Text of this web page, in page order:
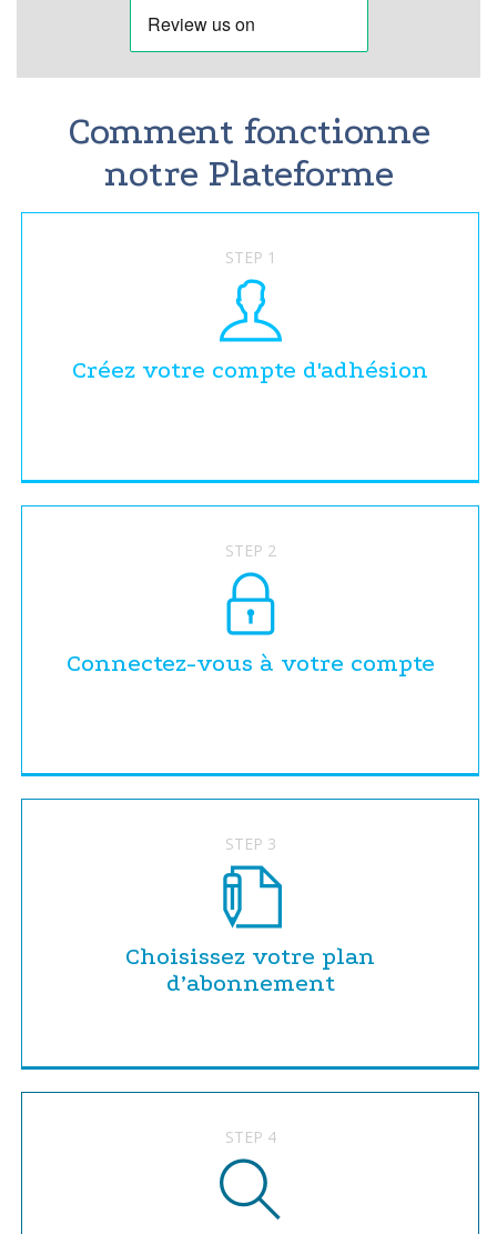
Comment fonctionne
notre Plateforme
STEP 1
Créez votre compte d'adhésion
STEP 2
Connectez-vous à votre compte
STEP 3
Choisissez votre plan
d’abonnement
STEP 4